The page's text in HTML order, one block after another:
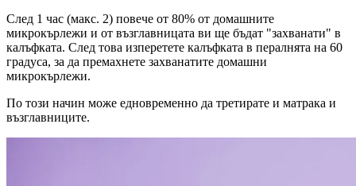
След 1 час (макс. 2) повече от 80% от домашните
микрокърлежи и от възглавницата ви ще бъдат "захванати" в
калъфката. След това изперетете калъфката в пералнята на 60
градуса, за да премахнете захванатите домашни
микрокърлежи.
По този начин може едновременно да третирате и матрака и
възглавниците.